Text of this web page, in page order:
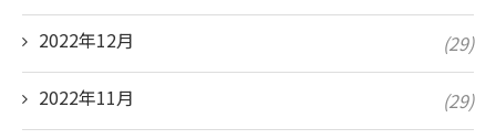
2022年12月 (29)
2022年11月 (29)